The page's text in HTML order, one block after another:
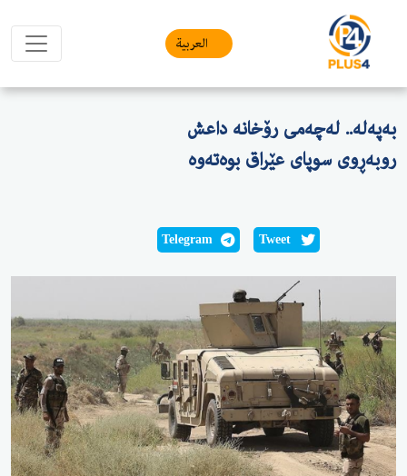
العربیة
به‌په‌له‌.. له‌چه‌می رۆخانه‌ داعش
روبه‌ڕوی سوپای عێراق بوه‌ته‌وه‌
Tweet
Telegram